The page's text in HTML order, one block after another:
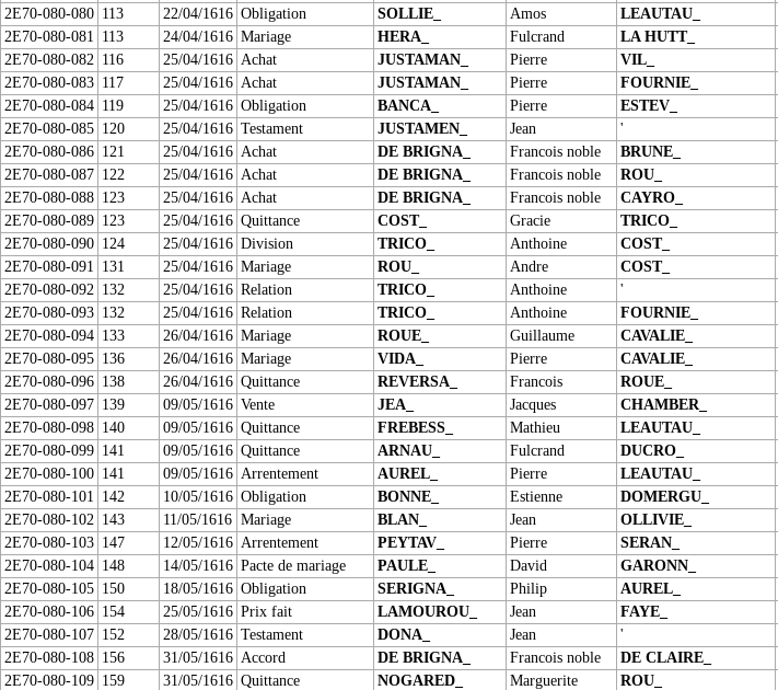
2E70-080-080 113 22/04/1616 Obligation SOLLIE_ Amos LEAUTAU_
2E70-080-081
113 24/04/1616 Mariage HERA_ Fulcrand LA HUTT_
2E70-080-082 116 25/04/1616 Achat JUSTAMAN_ Pierre VIL_
2E70-080-083 117 25/04/1616 Achat JUSTAMAN_ Pierre FOURNIE_
2E70-080-084 119 25/04/1616 Obligation BANCA_ Pierre ESTEV_
2E70-080-085 120 25/04/1616 Testament JUSTAMEN_ Jean '
2E70-080-086 121 25/04/1616 Achat DE BRIGNA_ Francois noble BRUNE_
2E70-080-087 122 25/04/1616 Achat DE BRIGNA_ Francois noble ROU_
2E70-080-088 123 25/04/1616 Achat DE BRIGNA_ Francois noble CAYRO_
2E70-080-089 123 25/04/1616 Quittance COST_ Gracie TRICO_
2E70-080-090 124 25/04/1616 Division TRICO_ Anthoine COST_
2E70-080-091
131 25/04/1616 Mariage ROU_ Andre COST_
2E70-080-092 132 25/04/1616 Relation TRICO_ Anthoine '
2E70-080-093 132 25/04/1616 Relation TRICO_ Anthoine FOURNIE_
2E70-080-094 133 26/04/1616 Mariage ROUE_ Guillaume CAVALIE_
2E70-080-095 136 26/04/1616 Mariage VIDA_ Pierre CAVALIE_
2E70-080-096 138 26/04/1616 Quittance REVERSA_ Francois ROUE_
2E70-080-097 139 09/05/1616 Vente JEA_ Jacques CHAMBER_
2E70-080-098 140 09/05/1616 Quittance FREBESS_ Mathieu LEAUTAU_
2E70-080-099 141 09/05/1616 Quittance ARNAU_ Fulcrand DUCRO_
2E70-080-100 141 09/05/1616 Arrentement AUREL_ Pierre LEAUTAU_
2E70-080-101
142 10/05/1616 Obligation BONNE_ Estienne DOMERGU_
2E70-080-102 143 11/05/1616 Mariage BLAN_ Jean OLLIVIE_
2E70-080-103 147 12/05/1616 Arrentement PEYTAV_ Pierre SERAN_
2E70-080-104 148 14/05/1616 Pacte de mariage PAULE_ David GARONN_
2E70-080-105 150 18/05/1616 Obligation SERIGNA_ Philip AUREL_
2E70-080-106 154 25/05/1616 Prix fait LAMOUROU_ Jean FAYE_
2E70-080-107 152 28/05/1616 Testament DONA_ Jean '
2E70-080-108 156 31/05/1616 Accord DE BRIGNA_ Francois noble DE CLAIRE_
2E70-080-109 159 31/05/1616 Quittance NOGARED_ Marguerite ROU_